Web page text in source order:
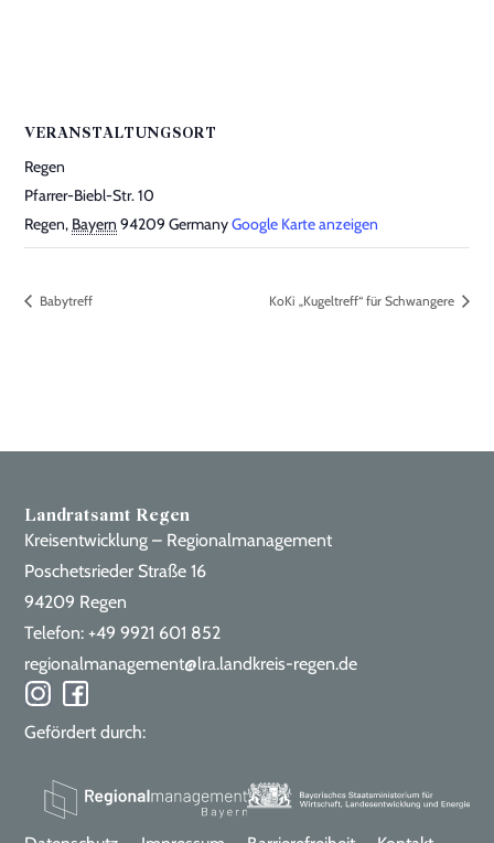
VERANSTALTUNGSORT
Regen
Pfarrer-Biebl-Str. 10
Regen, Bayern 94209 GermanyGoogle Karte anzeigen
Babytreff KoKi „Kugeltreff“ für Schwangere
Landratsamt Regen
Kreisentwicklung – Regionalmanagement
Poschetsrieder Straße 16
94209 Regen
Telefon: +49 9921 601 852
regionalmanagement@lra.landkreis-regen.de
Gefördert durch: